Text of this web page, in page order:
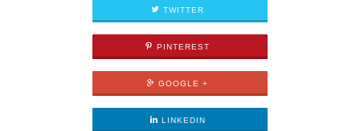
TWITTER
PINTEREST
GOOGLE +
LINKEDIN